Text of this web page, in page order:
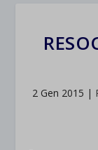
2 Gen 2015 |